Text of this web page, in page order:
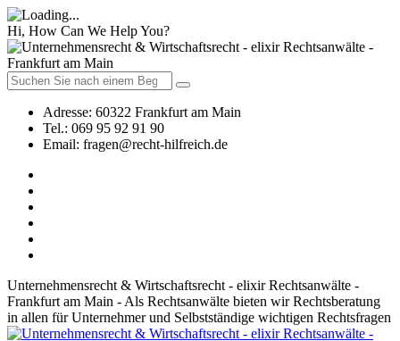
Hi, How Can We Help You?
Adresse: 60322 Frankfurt am Main
Tel.: 069 95 92 91 90
Email: fragen@recht-hilfreich.de
Unternehmensrecht & Wirtschaftsrecht - elixir Rechtsanwälte -
Frankfurt am Main - Als Rechtsanwälte bieten wir Rechtsberatung
in allen für Unternehmer und Selbstständige wichtigen Rechtsfragen